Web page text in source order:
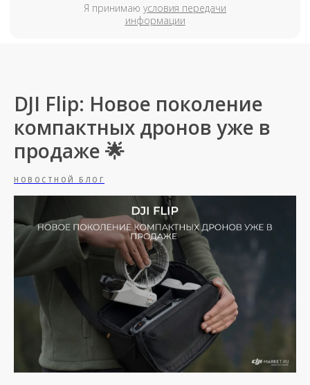
DJI Flip: Новое поколение
компактных дронов уже в
продажe 🌟
НОВОСТНОЙ БЛОГ